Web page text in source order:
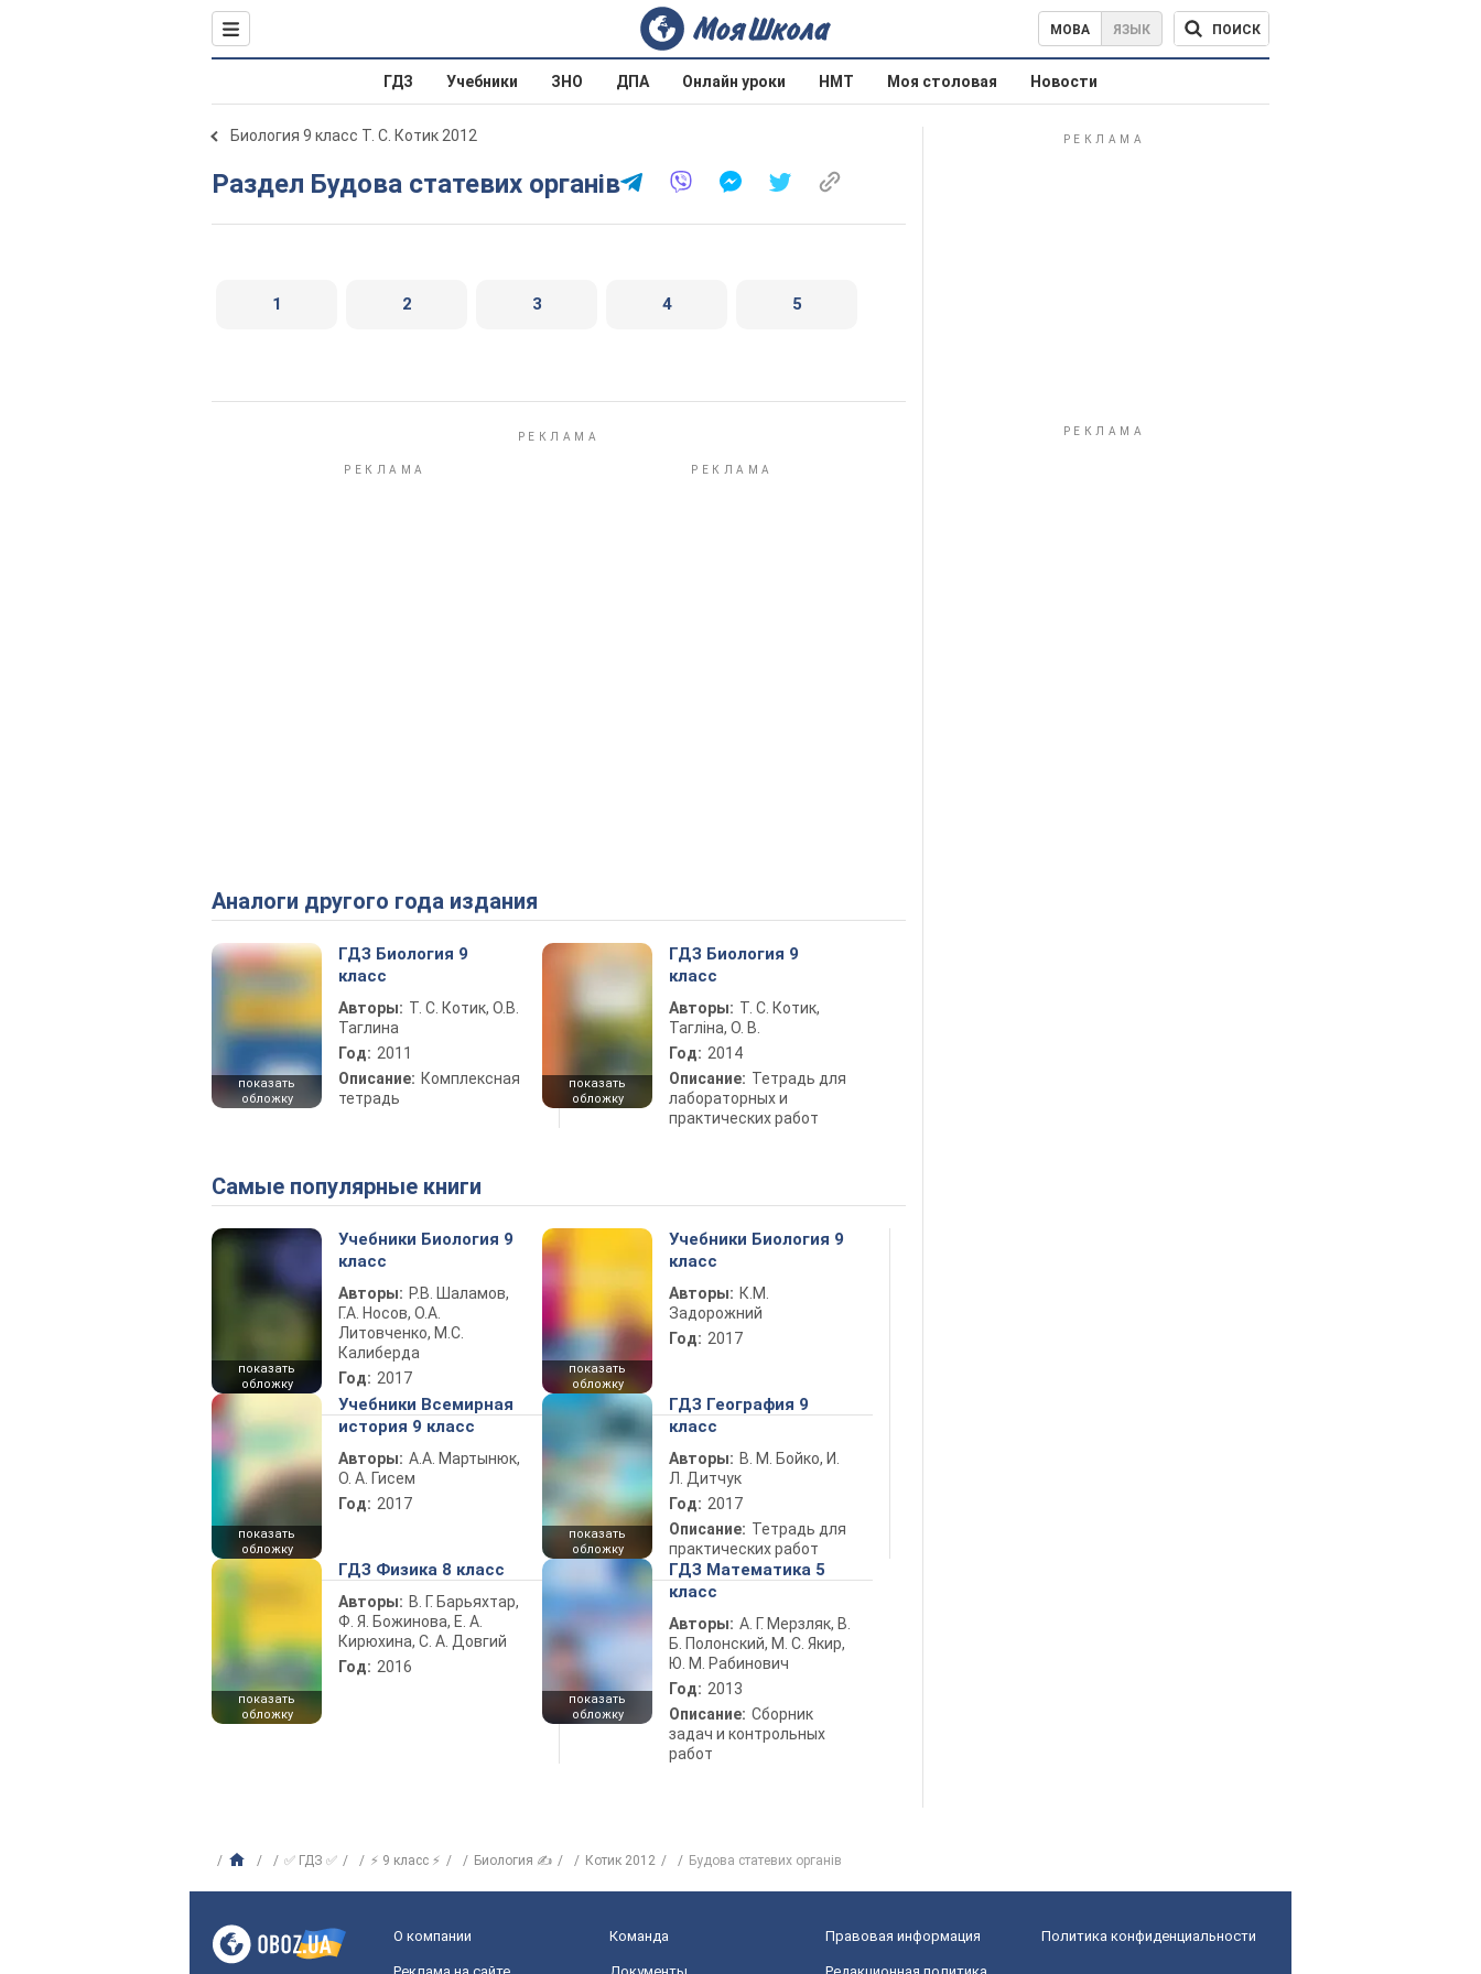
МОВА ЯЗЫК ПОИСК
ГДЗ Учебники ЗНО ДПА Онлайн уроки НМТ Моя столовая Новости
Биология 9 класс Т. С. Котик 2012
Раздел Будова статевих органів
1 2 3 4 5
Аналоги другого года издания
показать
обложку
ГДЗ Биология 9
класс
Авторы: Т. С. Котик, О.В.
Таглина
Год: 2011
Описание: Комплексная
тетрадь
показать
обложку
ГДЗ Биология 9
класс
Авторы: Т. С. Котик,
Тагліна, О. В.
Год: 2014
Описание: Тетрадь для
лабораторных и
практических работ
Самые популярные книги
показать
обложку
Учебники Биология 9
класс
Авторы: Р.В. Шаламов,
Г.А. Носов, О.А.
Литовченко, М.С.
Калиберда
Год: 2017
показать
обложку
Учебники Биология 9
класс
Авторы: К.М.
Задорожний
Год: 2017
показать
обложку
Учебники Всемирная
история 9 класс
Авторы: А.А. Мартынюк,
О. А. Гисем
Год: 2017
показать
обложку
ГДЗ География 9
класс
Авторы: В. М. Бойко, И.
Л. Дитчук
Год: 2017
Описание: Тетрадь для
практических работ
показать
обложку
ГДЗ Физика 8 класс
Авторы: В. Г. Барьяхтар,
Ф. Я. Божинова, Е. А.
Кирюхина, С. А. Довгий
Год: 2016
показать
обложку
ГДЗ Математика 5
класс
Авторы: А. Г. Мерзляк, В.
Б. Полонский, М. С. Якир,
Ю. М. Рабинович
Год: 2013
Описание: Сборник
задач и контрольных
работ
✅ ГДЗ ✅ ⚡ 9 класс ⚡ Биология ✍ Котик 2012 Будова статевих органів
О компании Команда Правовая информация Политика конфиденциальности